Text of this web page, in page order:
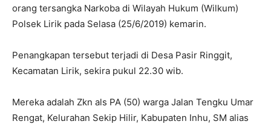
orang tersangka Narkoba di Wilayah Hukum (Wilkum)
Polsek Lirik pada Selasa (25/6/2019) kemarin.
Penangkapan tersebut terjadi di Desa Pasir Ringgit,
Kecamatan Lirik, sekira pukul 22.30 wib.
Mereka adalah Zkn als PA (50) warga Jalan Tengku Umar
Rengat, Kelurahan Sekip Hilir, Kabupaten Inhu, SM alias